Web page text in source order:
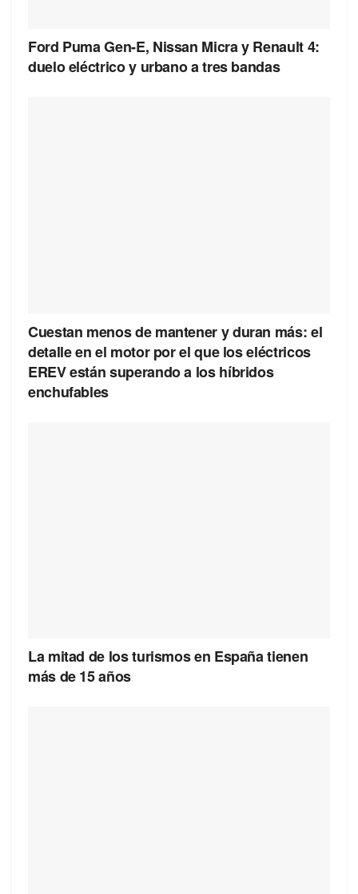
Ford Puma Gen-E, Nissan Micra y Renault 4:
duelo eléctrico y urbano a tres bandas
Cuestan menos de mantener y duran más: el
detalle en el motor por el que los eléctricos
EREV están superando a los híbridos
enchufables
La mitad de los turismos en España tienen
más de 15 años